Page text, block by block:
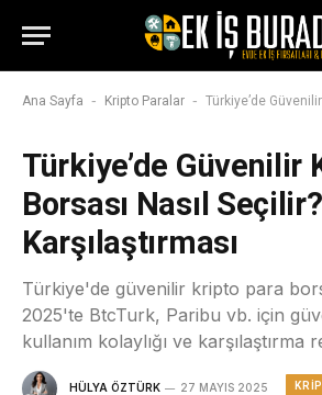
Ana Sayfa - Kripto Paralar - Türkiye’de Güvenilir Kripto Para
Türkiye’de Güvenilir
Borsası Nasıl
Karşılaştırması
Türkiye'de güvenilir kripto para
2025'te BtcTurk, Paribu vb. için
kullanım kolaylığı ve karşılaştırma
HÜLYA ÖZTÜRK 27 MAYIS 2025